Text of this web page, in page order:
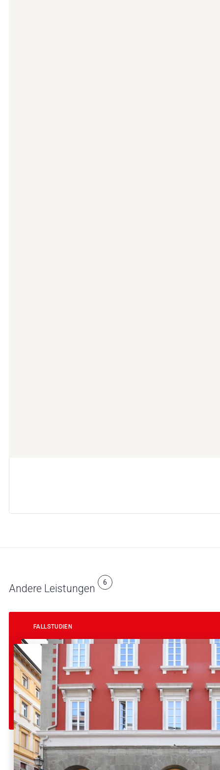
Andere Leistungen 6
FALLSTUDIEN